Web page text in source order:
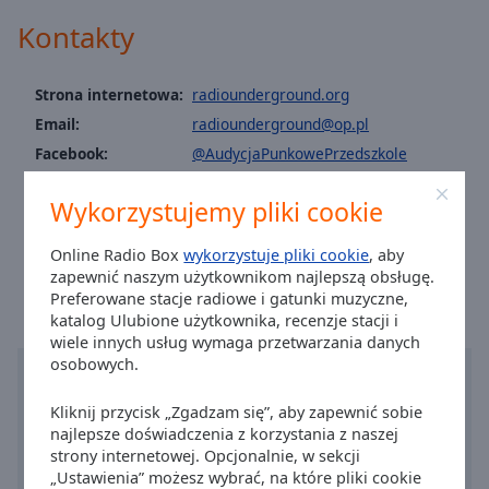
Wykorzystujemy pliki cookie
Online Radio Boxwykorzystuje pliki cookie, aby
zapewnić naszym użytkownikom najlepszą obsługę.
Preferowane stacje radiowe i gatunki muzyczne,
katalog Ulubione użytkownika, recenzje stacji i
wiele innych usług wymaga przetwarzania danych
osobowych.
Kliknij przycisk „Zgadzam się”, aby zapewnić sobie
najlepsze doświadczenia z korzystania z naszej
strony internetowej. Opcjonalnie, w sekcji
„Ustawienia” możesz wybrać, na które pliki cookie
Area
Background
Family
Kontakty
Strona internetowa: radiounderground.org
Email:
radiounderground@op.pl
Facebook:
@AudycjaPunkowePrzedszkole
Youtube:
@punkoweradio
Czas w mieście Kielce
15:49 08.09.2026